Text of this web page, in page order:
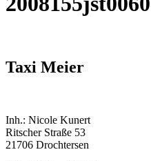
Taxi Meier
Inh.: Nicole Kunert
Ritscher Straße 53
21706 Drochtersen